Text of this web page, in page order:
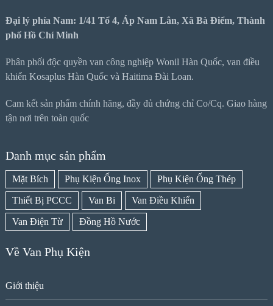
Đại lý phía Nam: 1/41 Tổ 4, Áp Nam Lân, Xã Bà Điểm, Thành
phố Hồ Chí Minh
Phân phối độc quyền van công nghiệp Wonil Hàn Quốc, van điều
khiển Kosaplus Hàn Quốc và Haitima Đài Loan.
Cam kết sản phẩm chính hãng, đầy đủ chứng chỉ Co/Cq. Giao hàng
tận nơi trên toàn quốc
Danh mục sản phẩm
Mặt Bích Phụ Kiện Ống Inox Phụ Kiện Ống Thép
Thiết Bị PCCC Van Bi Van Điều Khiển
Van Điện Từ Đồng Hồ Nước
Về Van Phụ Kiện
Giới thiệu